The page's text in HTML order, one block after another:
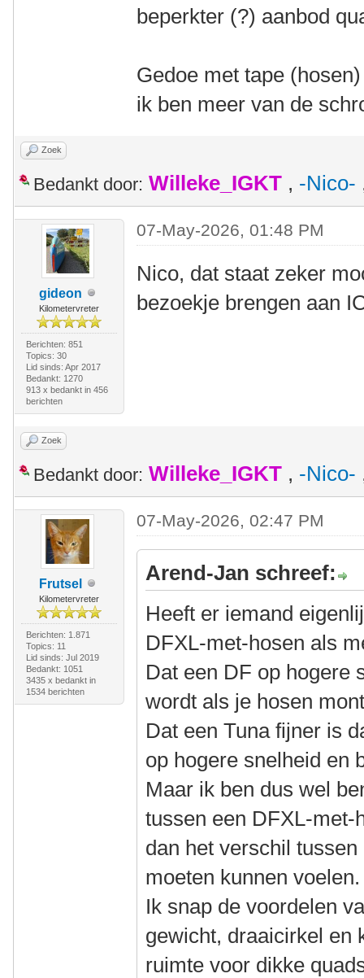
beperkter (?) aanbod
Gedoe met tape
ik ben meer van de
Zoek
Bedankt door: Willeke_IGKT , -Nico-
gideon
Kilometervreter
Berichten: 851
Topics: 30
Lid sinds: Apr 2017
Bedankt: 1270
913 x bedankt in 456
berichten
07-May-2026, 01:48 PM
Nico, dat staat zeker
bezoekje brengen aan
Zoek
Bedankt door: Willeke_IGKT , -Nico-
Frutsel
Kilometervreter
Berichten: 1.871
Topics: 11
Lid sinds: Jul 2019
Bedankt: 1051
3435 x bedankt in
1534 berichten
07-May-2026, 02:47 PM
Arend-Jan schreef:
Heeft er iemand
DFXL-met-hosen als
Dat een DF op hogere
wordt als je hosen
Dat een Tuna fijner is
op hogere snelheid en
Maar ik ben dus wel
tussen een DFXL-met-
dan het verschil
moeten kunnen voelen.
Ik snap de voordelen
gewicht, draaicirkel en
ruimte voor dikke